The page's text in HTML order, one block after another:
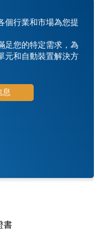
個行業和市場為您提
足您的特定需求，為
元和自動裝置解決方
息
書